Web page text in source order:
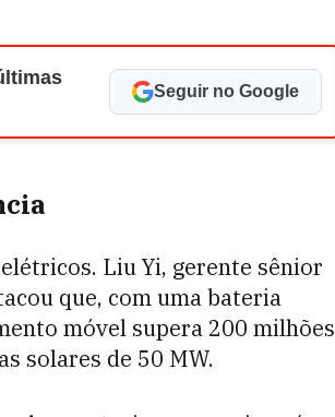
Seguir no Google
Liu Yi, gerente sênior
que, com uma bateria
móvel supera 200 milhões
solares de 50 MW.